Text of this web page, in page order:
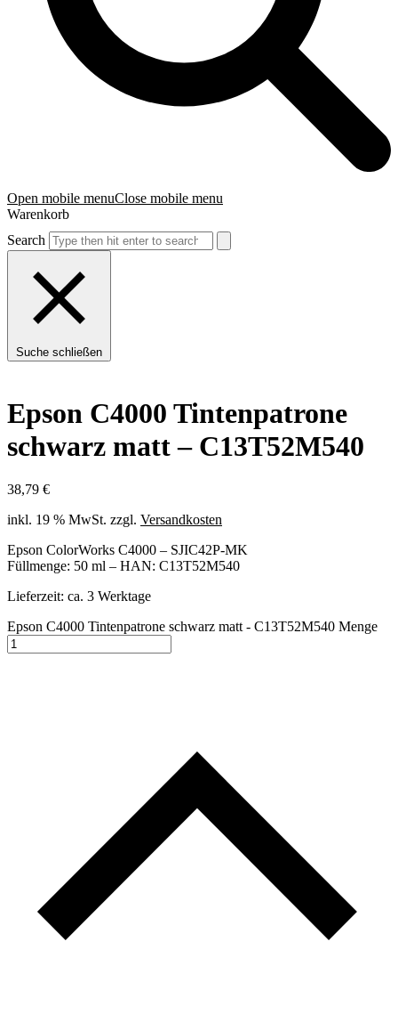
Open mobile menuClose mobile menu
Warenkorb
Search
Suche schließen
Epson C4000 Tintenpatrone
schwarz matt – C13T52M540
38,79 €
inkl. 19 % MwSt. zzgl. Versandkosten
Epson ColorWorks C4000 – SJIC42P-MK
Füllmenge: 50 ml – HAN: C13T52M540
Lieferzeit: ca. 3 Werktage
Epson C4000 Tintenpatrone schwarz matt - C13T52M540 Menge